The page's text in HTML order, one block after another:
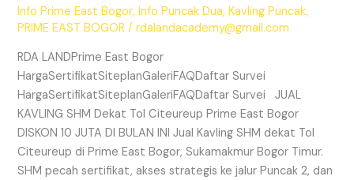
Info Prime East Bogor,Info Puncak Dua,Kavling Puncak,
PRIME EAST BOGOR /rdalandacademy@gmail.com
RDA LANDPrime East Bogor
HargaSertifikatSiteplanGaleriFAQDaftar Survei
HargaSertifikatSiteplanGaleriFAQDaftar Survei JUAL
KAVLING SHM Dekat Tol Citeureup Prime East Bogor
DISKON 10 JUTA DI BULAN INI Jual Kavling SHM dekat Tol
Citeureup di Prime East Bogor, Sukamakmur Bogor Timur.
SHM pecah sertifikat, akses strategis ke jalur Puncak 2, dan